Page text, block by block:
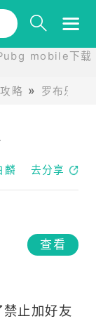
mobile下载
略 罗布乐思
麟 去分享
查看
止加好友